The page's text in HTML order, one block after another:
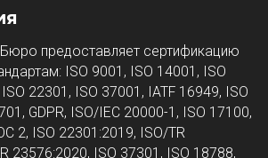
предоставляет сертификацию
ISO 9001, ISO 14001, ISO
22301, ISO 37001, IATF 16949, ISO
GDPR, ISO/IEC 20000-1, ISO 17100,
2, ISO 22301:2019, ISO/TR
23576:2020, ISO 37301, ISO 18788,